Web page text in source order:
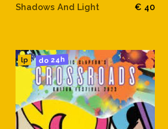
Shadows And Light € 40
lp do 24h